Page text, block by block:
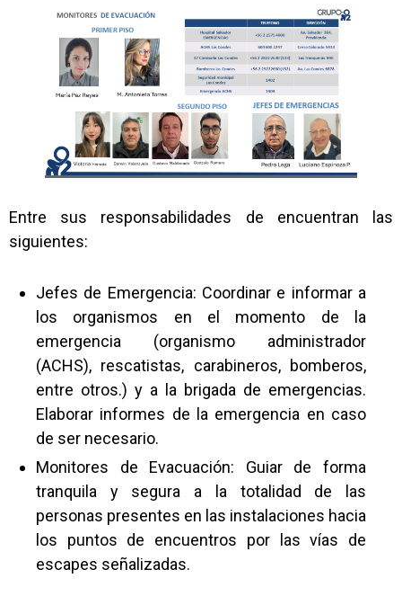
Entre sus responsabilidades de encuentran las
siguientes:
Jefes de Emergencia: Coordinar e informar a
los organismos en el momento de la
emergencia (organismo administrador
(ACHS), rescatistas, carabineros, bomberos,
entre otros.) y a la brigada de emergencias.
Elaborar informes de la emergencia en caso
de ser necesario.
Monitores de Evacuación: Guiar de forma
tranquila y segura a la totalidad de las
personas presentes en las instalaciones hacia
los puntos de encuentros por las vías de
escapes señalizadas.